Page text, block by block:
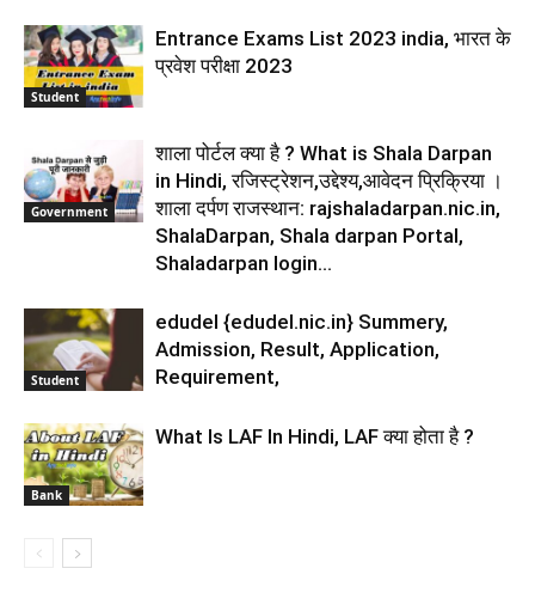
Student
Entrance Exams List 2023 india, भारत के
प्रवेश परीक्षा 2023
Government
शाला पोर्टल क्या है ? What is Shala Darpan
in Hindi, रजिस्ट्रेशन,उद्देश्य,आवेदन प्रिक्रिया ।
शाला दर्पण राजस्थान: rajshaladarpan.nic.in,
ShalaDarpan, Shala darpan Portal,
Shaladarpan login...
Student
edudel {edudel.nic.in} Summery,
Admission, Result, Application,
Requirement,
Bank
What Is LAF In Hindi, LAF क्या होता है ?